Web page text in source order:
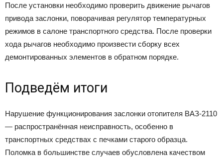
После установки необходимо проверить движение рычагов
привода заслонки, поворачивая регулятор температурных
режимов в салоне транспортного средства. После проверки
хода рычагов необходимо произвести сборку всех
демонтированных элементов в обратном порядке.
Подведём итоги
Нарушение функционирования заслонки отопителя ВАЗ-2110
— распространённая неисправность, особенно в
транспортных средствах с печками старого образца.
Поломка в большинстве случаев обусловлена качеством